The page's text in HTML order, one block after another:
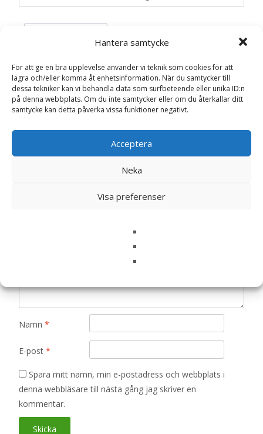
Hantera samtycke
För att ge en bra upplevelse använder vi teknik som cookies för att
lagra och/eller komma åt enhetsinformation. När du samtycker till
dessa tekniker kan vi behandla data som surfbeteende eller unika ID:n
på denna webbplats. Om du inte samtycker eller om du återkallar ditt
samtycke kan detta påverka vissa funktioner negativt.
Acceptera
Neka
Visa preferenser
Recensioner
Det finns inga recensioner än.
Bli först med att recensera ”Luktärt Big
Top mix, frö – Fröer”
Din e-postadress kommer inte publiceras.
Namn *
E-post *
Spara mitt namn, min e-postadress och webbplats i
denna webbläsare till nästa gång jag skriver en
kommentar.